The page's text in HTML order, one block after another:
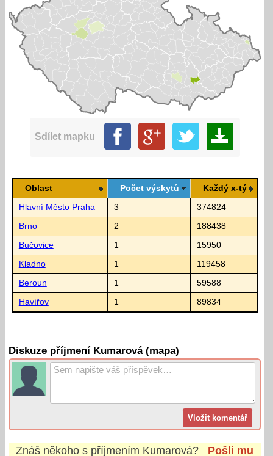
Sdílet mapku
Oblast Počet výskytů Každý x-tý
Hlavní Město Praha 3 374824
Brno 2 188438
Bučovice 1 15950
Kladno 1 119458
Beroun 1 59588
Havířov 1 89834
Diskuze příjmení Kumarová (mapa)
Znáš někoho s příjmením Kumarová?
Pošli mu